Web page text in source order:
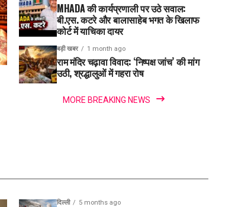
MHADA की कार्यप्रणाली पर उठे सवाल:
बी.एस. कटरे और बालासाहेब भगत के खिलाफ
कोर्ट में याचिका दायर
बड़ी खबर 1 month ago
राम मंदिर चढ़ावा विवाद: ‘निष्पक्ष जांच’ की मांग
उठी, श्रद्धालुओं में गहरा रोष
MORE BREAKING NEWS
दिल्ली 5 months ago